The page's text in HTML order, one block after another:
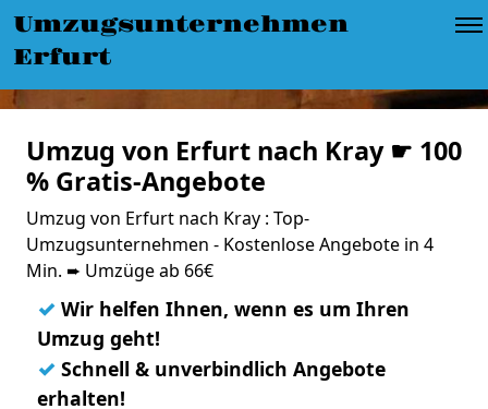
Umzugsunternehmen
Erfurt
Umzug von Erfurt nach Kray ☛ 100
% Gratis-Angebote
Umzug von Erfurt nach Kray : Top-
Umzugsunternehmen - Kostenlose Angebote in 4
Min. ➨ Umzüge ab 66€
✓ Wir helfen Ihnen, wenn es um Ihren
Umzug geht!
✓ Schnell & unverbindlich Angebote
erhalten!